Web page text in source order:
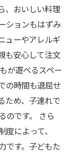
、おいしい料理
ションもはずみ
ューやアレルギ
も安心して注文
が遊べるスペー
の時間も退屈せ
ため、子連れで
のです。 さら
によって、
です。子どもた